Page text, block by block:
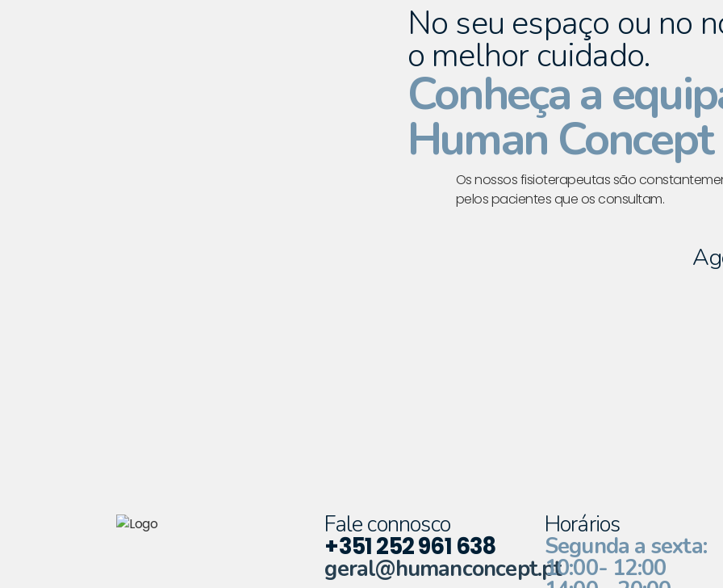
No seu espaço ou no
o melhor cuidado.
Conheça a
Human Concept
Os nossos fisioterapeutas são
pelos pacientes que os consultam.
Fale connosco
+351 252 961 638
geral@humanconcept.pt
Horários
Segunda a sexta:
10:00- 12:00